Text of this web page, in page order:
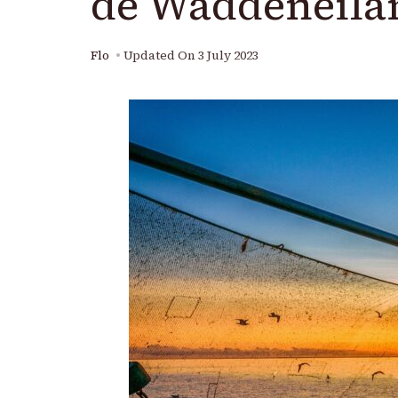
Flo Updated On 3 July 2023